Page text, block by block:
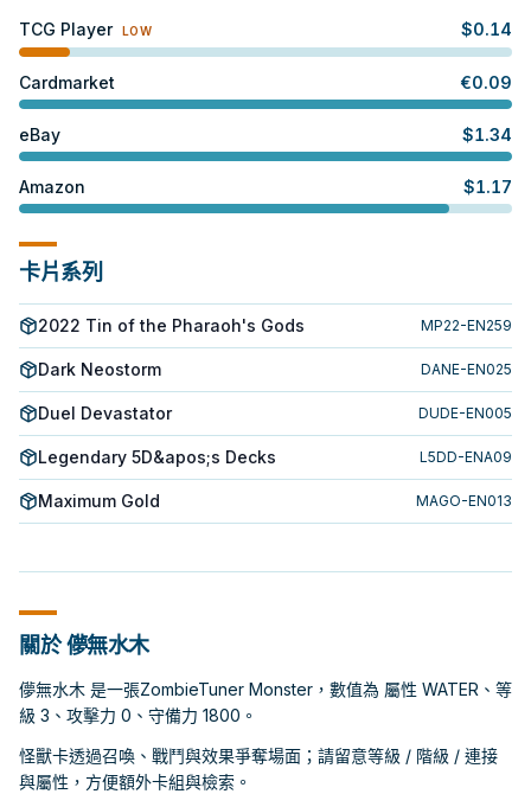
TCG Player LOW $0.14
Cardmarket €0.09
eBay $1.34
Amazon $1.17
卡片系列
2022 Tin of the Pharaoh's Gods MP22-EN259
Dark Neostorm DANE-EN025
Duel Devastator DUDE-EN005
Legendary 5D&apos;s Decks L5DD-ENA09
Maximum Gold MAGO-EN013
關於 儚無水木
儚無水木 是一張ZombieTuner Monster，數值為 屬性 WATER、等
級 3、攻擊力 0、守備力 1800。
怪獸卡透過召喚、戰鬥與效果爭奪場面；請留意等級 / 階級 / 連接
與屬性，方便額外卡組與檢索。